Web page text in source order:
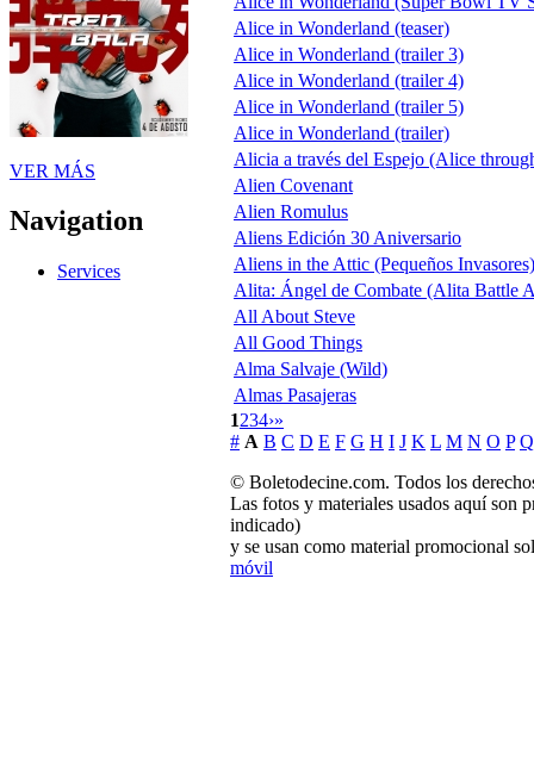
VER MÁS
Navigation
Services
Alice in Wonderland (teaser)
Alice in Wonderland (trailer 3)
Alice in Wonderland (trailer 4)
Alice in Wonderland (trailer 5)
Alice in Wonderland (trailer)
Alicia a través del Espejo (Alice
Alien Covenant
Alien Romulus
Aliens Edición 30 Aniversario
Aliens in the Attic (Pequeños Invasores)
Alita: Ángel de Combate (Alita Battle
All About Steve
All Good Things
Alma Salvaje (Wild)
Almas Pasajeras
1234›»
# A B C D E F G H I J K L M N O P Q
© Boletodecine.com. Todos los
Las fotos y materiales usados aquí son
indicado)
y se usan como material promocional
móvil